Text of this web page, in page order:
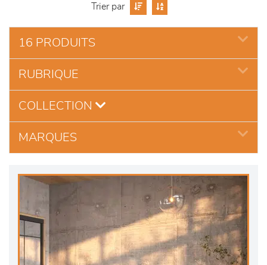
literie
décoration
Trier par
16 PRODUITS
RUBRIQUE
COLLECTION
MARQUES